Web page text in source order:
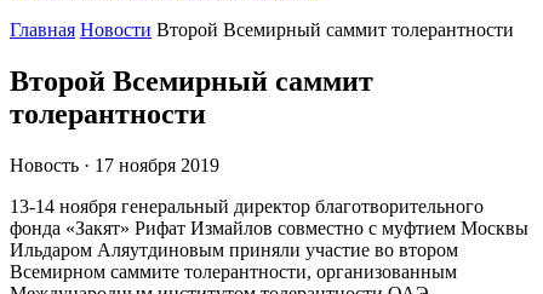
Главная Новости Второй Всемирный саммит толерантности
Второй Всемирный саммит
толерантности
Новость · 17 ноября 2019
13-14 ноября генеральный директор благотворительного
фонда «Закят» Рифат Измайлов совместно с муфтием Москвы
Ильдаром Аляутдиновым приняли участие во втором
Всемирном саммите толерантности, организованным